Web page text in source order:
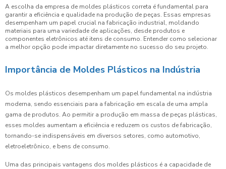
A escolha da empresa de moldes plásticos correta é fundamental para
garantir a eficiência e qualidade na produção de peças. Essas empresas
desempenham um papel crucial na fabricação industrial, moldando
materiais para uma variedade de aplicações, desde produtos e
componentes eletrônicos até itens de consumo. Entender como selecionar
a melhor opção pode impactar diretamente no sucesso do seu projeto.
Importância de Moldes Plásticos na Indústria
Os moldes plásticos desempenham um papel fundamental na indústria
moderna, sendo essenciais para a fabricação em escala de uma ampla
gama de produtos. Ao permitir a produção em massa de peças plásticas,
esses moldes aumentam a eficiência e reduzem os custos de fabricação,
tornando-se indispensáveis em diversos setores, como automotivo,
eletroeletrônico, e bens de consumo.
Uma das principais vantagens dos moldes plásticos é a capacidade de